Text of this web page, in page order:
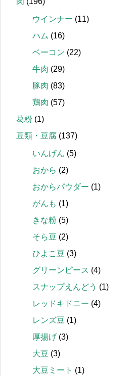
ウインナー (11)
ハム (16)
ベーコン (22)
牛肉 (29)
豚肉 (83)
鶏肉 (57)
葛粉 (1)
豆類・豆腐 (137)
いんげん (5)
おから (2)
おからパウダー (1)
がんも (1)
きな粉 (5)
そら豆 (2)
ひよこ豆 (3)
グリーンピース (4)
スナップえんどう (1)
レッドキドニー (4)
レンズ豆 (1)
厚揚げ (3)
大豆 (3)
大豆ミート (1)